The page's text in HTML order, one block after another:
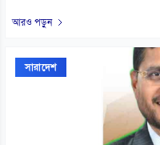
আরও পড়ুন
সারাদেশ